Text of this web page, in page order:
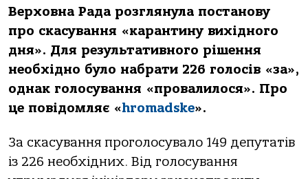
Верховна Рада розглянула постанову
про скасування «карантину вихідного
дня». Для результативного рішення
необхідно було набрати 226 голосів «за»,
однак голосування «провалилося». Про
це повідомляє «hromadske».
За скасування проголосувало 149 депутатів
із 226 необхідних. Від голосування